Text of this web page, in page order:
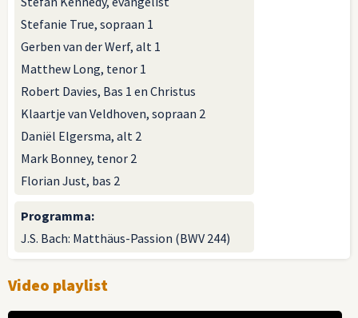
Stefanie True, sopraan 1
Gerben van der Werf, alt 1
Matthew Long, tenor 1
Robert Davies, Bas 1 en Christus
Klaartje van Veldhoven, sopraan 2
Daniël Elgersma, alt 2
Mark Bonney, tenor 2
Florian Just, bas 2
Programma:
J.S. Bach: Matthäus-Passion (BWV 244)
Video playlist